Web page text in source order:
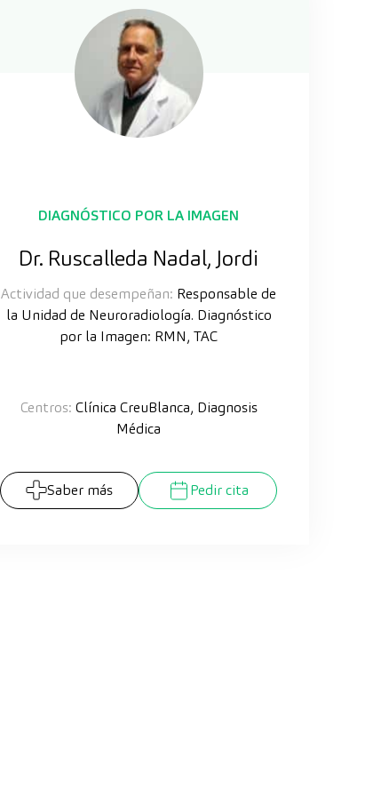
DIAGNÓSTICO POR LA IMAGEN
Dr. Ruscalleda Nadal, Jordi
Actividad que desempeñan: Responsable de
la Unidad de Neuroradiología. Diagnóstico
por la Imagen: RMN, TAC
Centros: Clínica CreuBlanca, Diagnosis
Médica
Saber más Pedir cita